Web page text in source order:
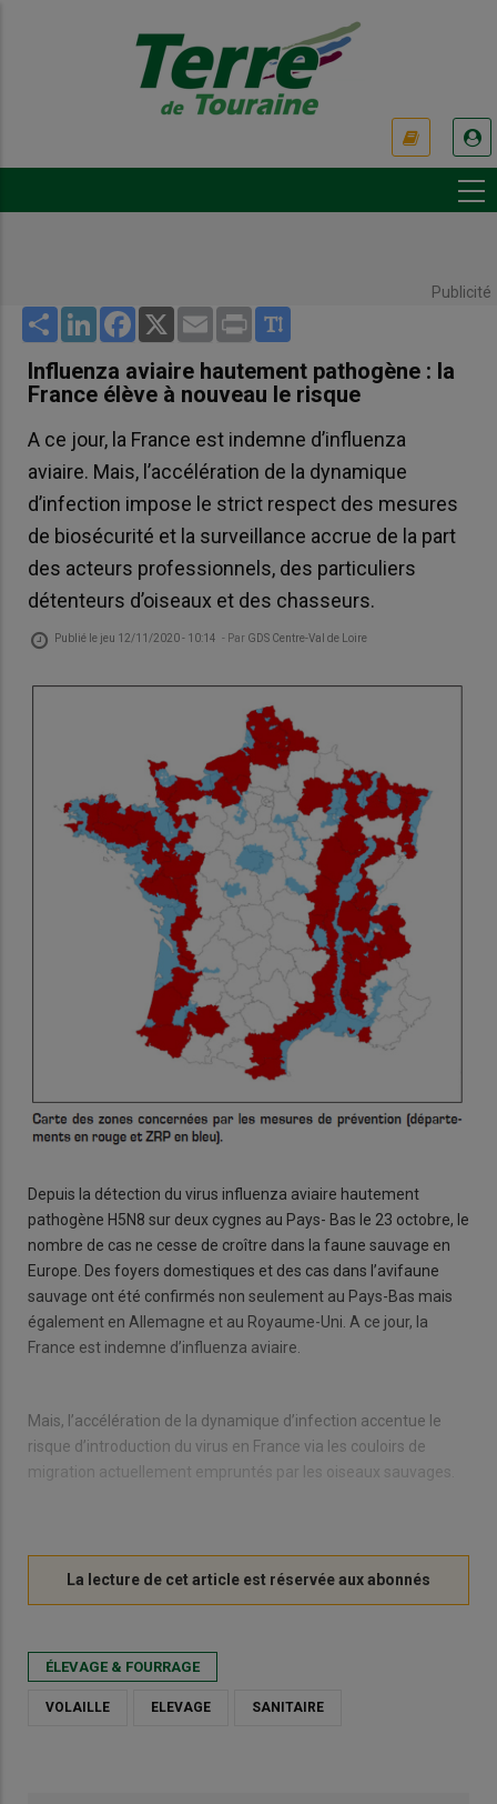
Publicité
Share LinkedInFacebook
X Email Print
Influenza aviaire hautement pathogène : la
France élève à nouveau le risque
A ce jour, la France est indemne d’influenza
aviaire. Mais, l’accélération de la dynamique
d’infection impose le strict respect des mesures
de biosécurité et la surveillance accrue de la part
des acteurs professionnels, des particuliers
détenteurs d’oiseaux et des chasseurs.
Publié le jeu 12/11/2020 - 10:14 - Par GDS Centre-Val de Loire
Depuis la détection du virus influenza aviaire hautement
pathogène H5N8 sur deux cygnes au Pays- Bas le 23 octobre, le
nombre de cas ne cesse de croître dans la faune sauvage en
Europe. Des foyers domestiques et des cas dans l’avifaune
sauvage ont été confirmés non seulement au Pays-Bas mais
également en Allemagne et au Royaume-Uni. A ce jour, la
France est indemne d’influenza aviaire.
Mais, l’accélération de la dynamique d’infection accentue le
risque d’introduction du virus en France via les couloirs de
migration actuellement empruntés par les oiseaux sauvages.
ÉLEVAGE & FOURRAGE
VOLAILLE ELEVAGE SANITAIRE